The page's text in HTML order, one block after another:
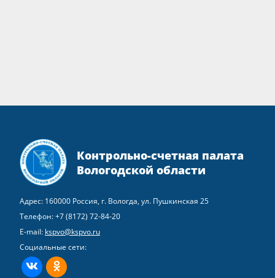
Контрольно-счетная палата
Вологодской области
Адрес: 160000 Россия, г. Вологда, ул. Пушкинская 25
Телефон:+7 (8172) 72-84-20
E-mail: kspvo@kspvo.ru
Социальные сети:
ВКонтактеОдноклассники